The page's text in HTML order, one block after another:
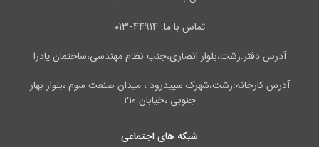
تماس با ما: ۴۴۹۱۴-۰۱۳
آدرس دفتر:رشت،بلوار انصاری،جنب نظام مهندسی،ساختمان پادرا
آدرس کارخانه:رشت،شهرک سپیدرود ، میدان صنعت سوم ،بلوار بهار
جنوبی ،خیابان ۲۱۰
شبکه های اجتماعی